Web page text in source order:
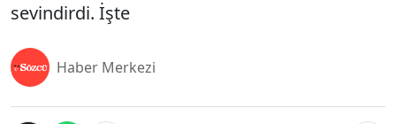
sevindirdi. İşte
Haber Merkezi